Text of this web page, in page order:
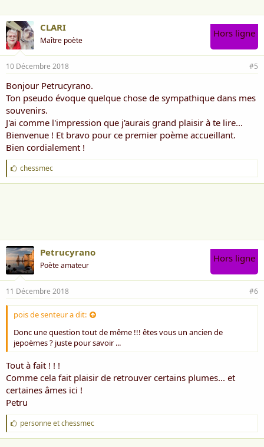
CLARI
Maître poète
Hors ligne
10 Décembre 2018 #5
Bonjour Petrucyrano.
Ton pseudo évoque quelque chose de sympathique dans mes
souvenirs.
J'ai comme l'impression que j'aurais grand plaisir à te lire...
Bienvenue ! Et bravo pour ce premier poème accueillant.
Bien cordialement !
J
'
a
chessmec
Petrucyrano
Poète amateur
Hors ligne
11 Décembre 2018 #6
pois de senteur a dit:
Donc une question tout de même !!! êtes vous un ancien de
jepoèmes ? juste pour savoir ...
Tout à fait ! ! !
Comme cela fait plaisir de retrouver certains plumes... et
certaines âmes ici !
Petru
J
'
a
personneetchessmec